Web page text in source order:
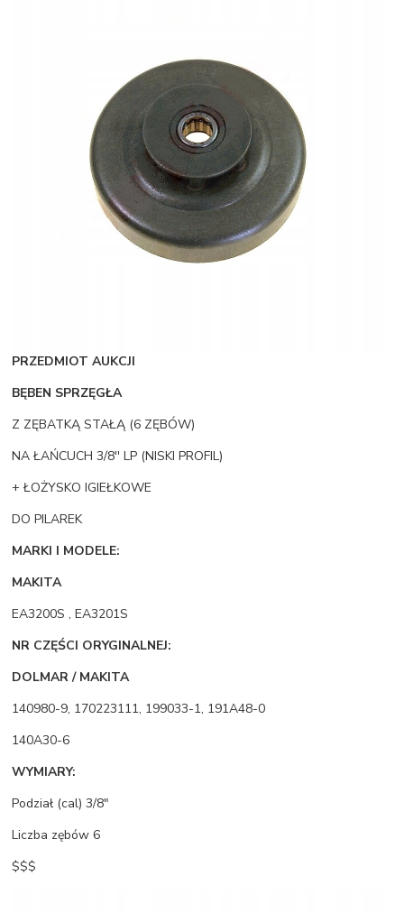
PRZEDMIOT AUKCJI
BĘBEN SPRZĘGŁA
Z ZĘBATKĄ STAŁĄ (6 ZĘBÓW)
NA ŁAŃCUCH 3/8'' LP (NISKI PROFIL)
+ ŁOŻYSKO IGIEŁKOWE
DO PILAREK
MARKI I MODELE:
MAKITA
EA3200S , EA3201S
NR CZĘŚCI ORYGINALNEJ:
DOLMAR / MAKITA
140980-9, 170223111, 199033-1, 191A48-0
140A30-6
WYMIARY:
Podział (cal) 3/8"
Liczba zębów 6
$$$